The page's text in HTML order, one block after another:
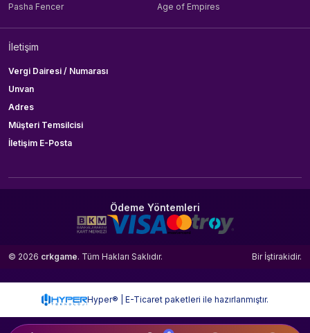
Pasha Fencer
Age of Empires
İletişim
Vergi Dairesi / Numarası
Unvan
Adres
Müşteri Temsilcisi
İletişim E-Posta
Ödeme Yöntemleri
© 2026 crkgame. Tüm Hakları Saklıdır. Bir İştirakidir.
Hyper® | E-Ticaret paketleri ile hazırlanmıştır.